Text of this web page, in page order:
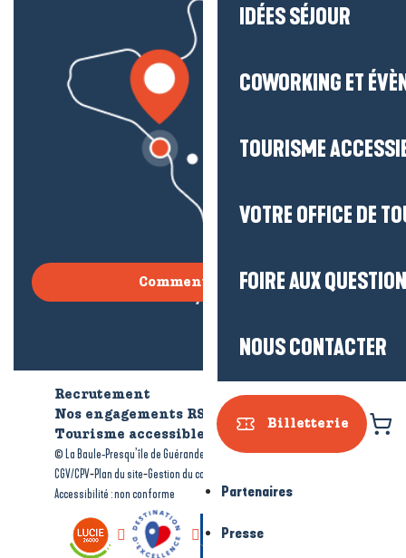
IDÉES SÉJOUR
COWORKING ET
TOURISME
VOTRE OFFICE DE
FOIRE AUX
NOUS CONTACTER
Billetterie
Partenaires
Presse
Comment venir ?
Recrutement
Qui sommes-nous ?
Nos engagements RSE
Tourisme accessible
© La Baule-Presqu’île de Guérande tourisme-Mentions légales-
CGV/CPV-Plan du site-Gestion du consentement
Accessibilité : non conforme